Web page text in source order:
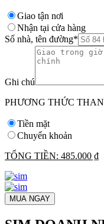
Giao tận nơi
Nhận tại cửa hàng
Số nhà, tên đường*
Ghi chú
PHƯƠNG THỨC
Tiền mặt
Chuyển khoản
TỔNG TIỀN: 485.000 ₫
MUA NGAY